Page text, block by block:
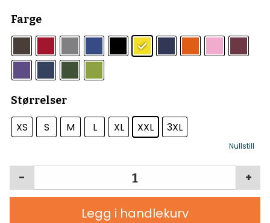
Farge
Størrelser
XS S M L XL XXL 3XL
Nullstill
+
-
Legg i handlekurv